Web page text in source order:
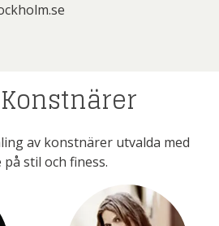
av konstnärer utvalda med
stil och finess.